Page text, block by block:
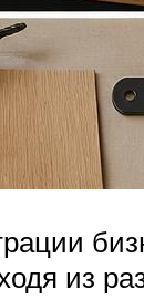
из